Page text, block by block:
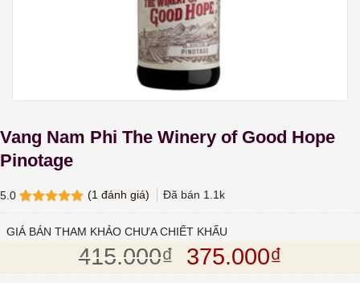
Vang Nam Phi The Winery of Good Hope
Pinotage
5.0
dựa trên
(1 đánh giá) Đã bán 1.1k
GIÁ BÁN THAM KHẢO CHƯA CHIẾT KHẤU
415.000₫ Giá gốc là:
375.000₫